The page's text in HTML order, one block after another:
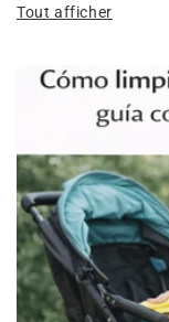
Tout afficher